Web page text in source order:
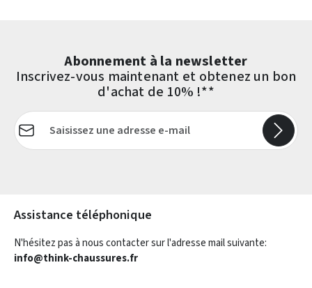
Abonnement à la newsletter
Inscrivez-vous maintenant et obtenez un bon
d'achat de 10% !**
Adresse e-mail*
Assistance téléphonique
N'hésitez pas à nous contacter sur l'adresse mail suivante:
info@think-chaussures.fr